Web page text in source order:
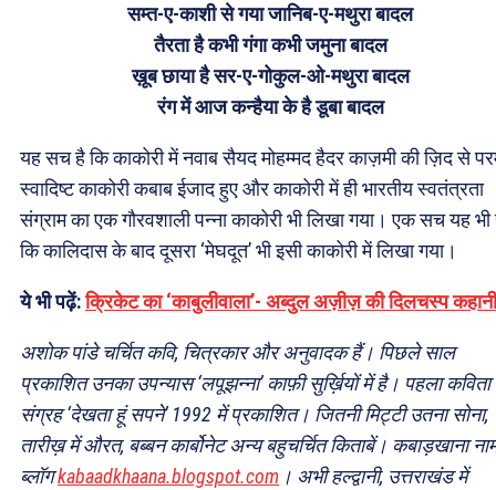
सम्त-ए-काशी से गया जानिब-ए-मथुरा बादल
तैरता है कभी गंगा कभी जमुना बादल
ख़ूब छाया है सर-ए-गोकुल-ओ-मथुरा बादल
रंग में आज कन्हैया के है डूबा बादल
यह सच है कि काकोरी में नवाब सैयद मोहम्मद हैदर काज़मी की ज़िद से
स्वादिष्ट काकोरी कबाब ईजाद हुए औरकाकोरी में ही भारतीय स्वतंत्रता
संग्राम का एक गौरवशाली पन्ना काकोरी भी लिखा गया। एक सच यह भी
कि कालिदास के बाद दूसरा ‘मेघदूत’ भी इसी काकोरी में लिखा गया।
ये भी पढ़ें:क्रिकेट का ‘काबुलीवाला’- अब्दुल अज़ीज़ की दिलचस्प कहानी
अशोक पांडे चर्चित कवि, चित्रकार और अनुवादक हैं। पिछले साल
प्रकाशित उनका उपन्यास ‘लपूझन्ना’ काफ़ी सुर्ख़ियों में है। पहला कविता
संग्रह ‘देखता हूं सपने’ 1992 में प्रकाशित। जितनी मिट्टी उतना सोना,
तारीख़ में औरत, बब्बन कार्बोनेट अन्य बहुचर्चित किताबें। कबाड़खाना
ब्लॉगkabaadkhaana.blogspot.com । अभी हल्द्वानी, उत्तराखंड में